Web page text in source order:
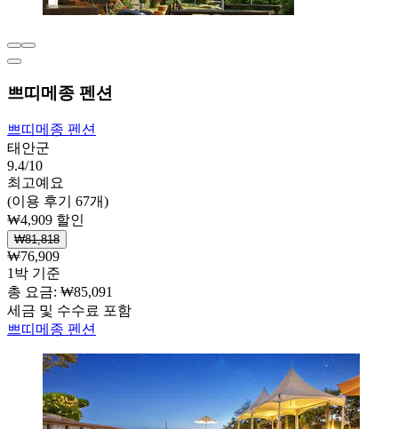
쁘띠메종 펜션
쁘띠메종 펜션
태안군
9.4/10
최고예요
(이용 후기 67개)
₩4,909 할인
₩81,818
₩76,909
1박 기준
총 요금: ₩85,091
세금 및 수수료 포함
쁘띠메종 펜션